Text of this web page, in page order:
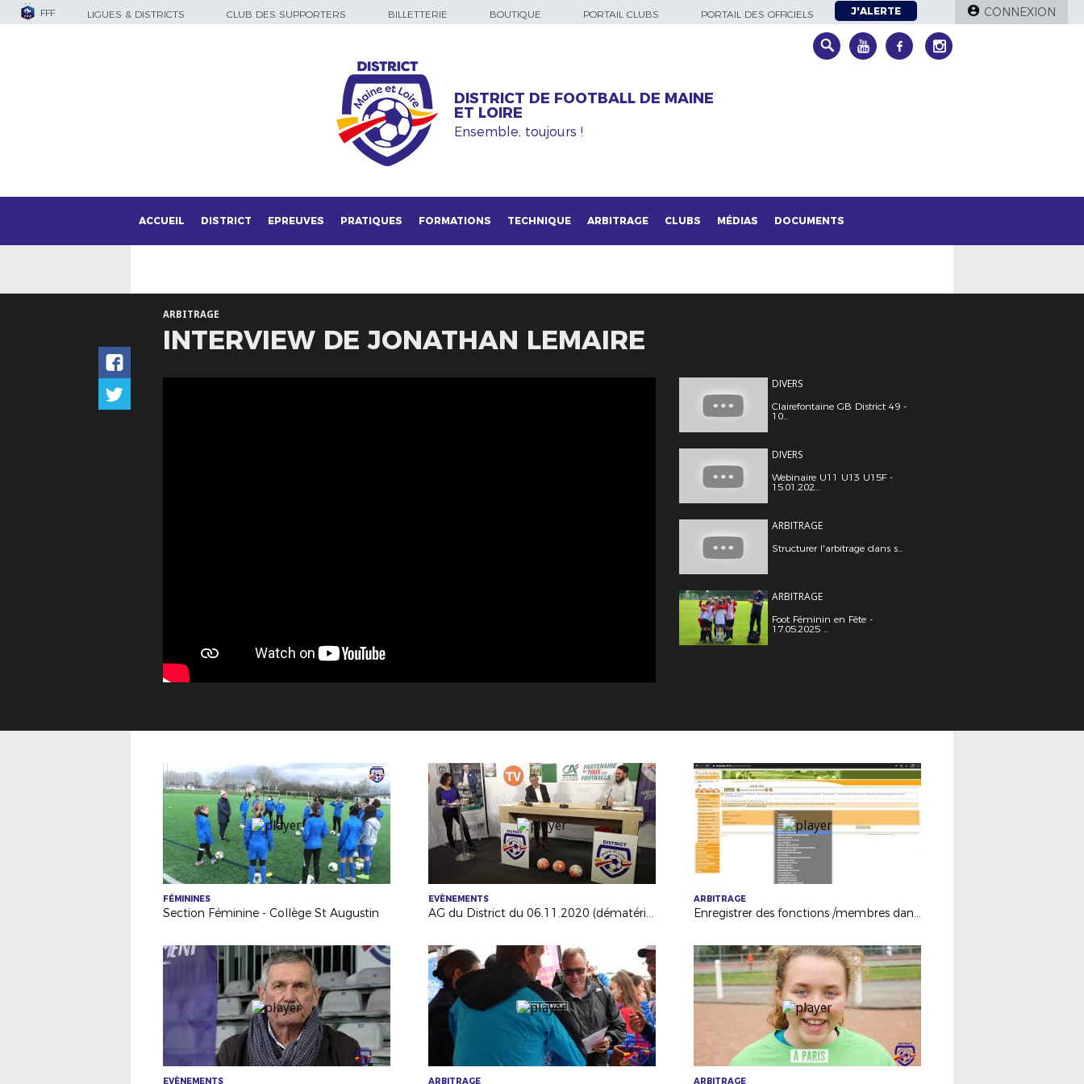
FFF LIGUES & DISTRICTS CLUB DES SUPPORTERS BILLETTERIE BOUTIQUE PORTAIL CLUBS PORTAIL DES OFFICIELS J'ALERTE CONNEXION
DISTRICT DE FOOTBALL DE MAINE
ET LOIRE
Ensemble, toujours !
ACCUEIL DISTRICT EPREUVES PRATIQUES FORMATIONS TECHNIQUE ARBITRAGE CLUBS MÉDIAS DOCUMENTS
ARBITRAGE
INTERVIEW DE JONATHAN LEMAIRE
DIVERS
Clairefontaine GB District 49 -
10...
DIVERS
Webinaire U11 U13 U15F -
15.01.202...
ARBITRAGE
Structurer l'arbitrage dans s...
ARBITRAGE
Foot Féminin en Fête -
17.05.2025 ...
FÉMININES
Section Féminine - Collège St Augustin
EVÈNEMENTS
AG du District du 06.11.2020 (dématérialisée)
ARBITRAGE
Enregistrer des fonctions /membres dans Footclubs
EVÈNEMENTS ARBITRAGE ARBITRAGE